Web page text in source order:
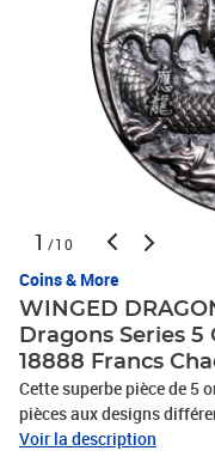
1 /10
Coins & More
WINGED
Dragons Series
18888 Francs
Cette superbe pièce de 5
pièces aux designs
différentes. Dans cette
Voir la description